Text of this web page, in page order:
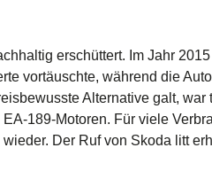
erschüttert. Im Jahr
vortäuschte, während die
Alternative galt,
189-Motoren. Für viele
wieder. Der Ruf von Skoda litt